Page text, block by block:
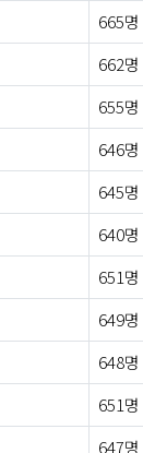
665명
662명
655명
646명
645명
640명
651명
649명
648명
651명
647명